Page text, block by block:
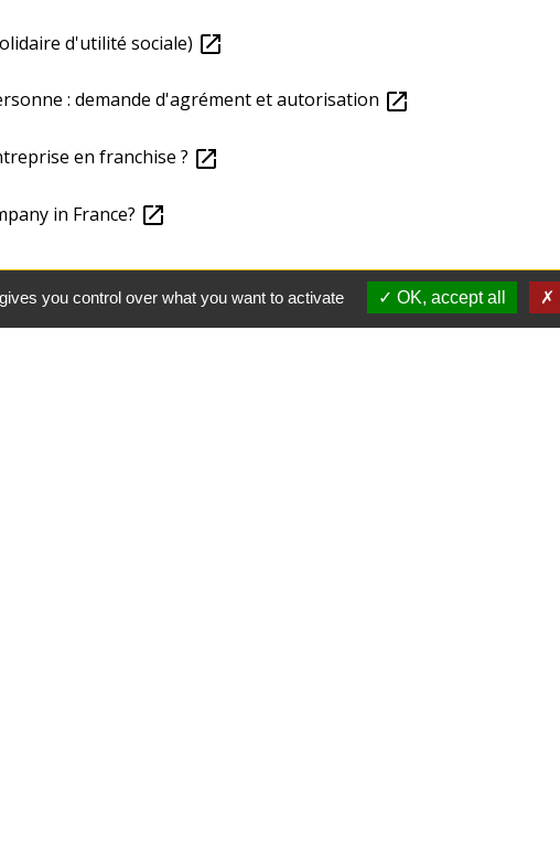
d'utilité sociale) open_in_new
: demande d'agrément et autorisation open_in_new
en franchise ? open_in_new
in France? open_in_new
you control over what you want to activate OK, accept all